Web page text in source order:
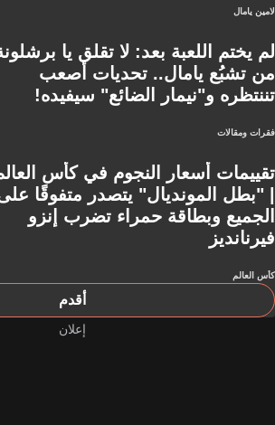
لامين يامال
لم يختم اللعبة بعد: لا تقلق يا
من تشبُع يامال.. تحديات أصعب
تننتظره و"نيمار الضائع" سيفيده!
فقرات ومقالات
تقييمات أسعار النجوم في كأس
| "بطل المونديال" يتصدر متفوقًا
الجميع وبطاقة حمراء تضرب إنزو
فيرنانديز
كأس العالم
أقدم